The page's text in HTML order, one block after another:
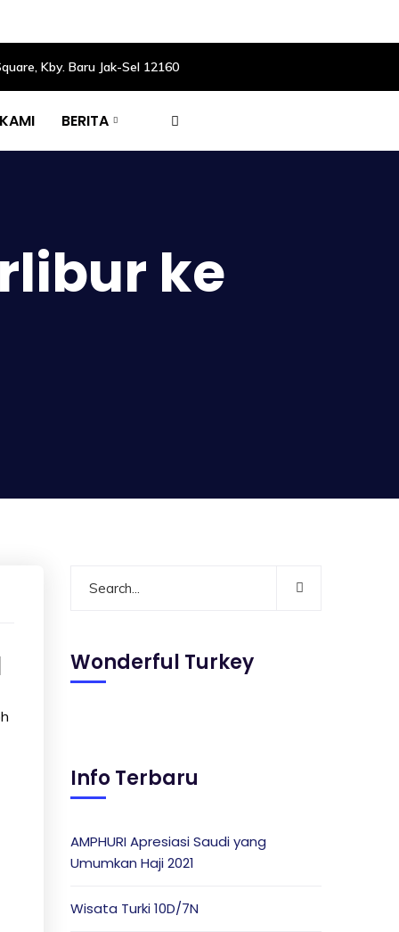
Kby. Baru Jak-Sel 12160
BERITA
ke
Wonderful Turkey
Info Terbaru
AMPHURI Apresiasi Saudi yang
Umumkan Haji 2021
Wisata Turki 10D/7N